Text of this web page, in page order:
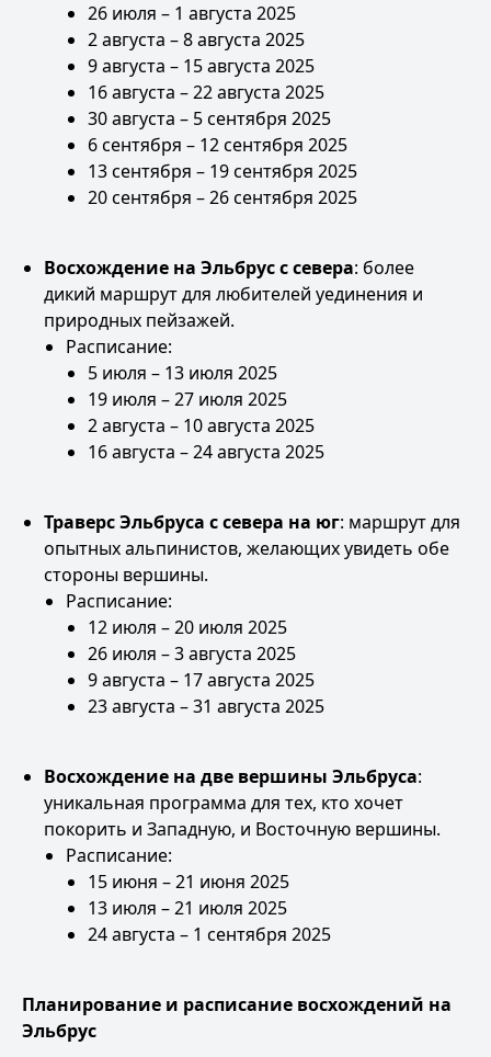
26 июля – 1 августа 2025
2 августа – 8 августа 2025
9 августа – 15 августа 2025
16 августа – 22 августа 2025
30 августа – 5 сентября 2025
6 сентября – 12 сентября 2025
13 сентября – 19 сентября 2025
20 сентября – 26 сентября 2025
Восхождение на Эльбрус с севера: более
дикий маршрут для любителей уединения и
природных пейзажей.
Расписание:
5 июля – 13 июля 2025
19 июля – 27 июля 2025
2 августа – 10 августа 2025
16 августа – 24 августа 2025
Траверс Эльбруса с севера на юг: маршрут для
опытных альпинистов, желающих увидеть обе
стороны вершины.
Расписание:
12 июля – 20 июля 2025
26 июля – 3 августа 2025
9 августа – 17 августа 2025
23 августа – 31 августа 2025
Восхождение на две вершины Эльбруса:
уникальная программа для тех, кто хочет
покорить и Западную, и Восточную вершины.
Расписание:
15 июня – 21 июня 2025
13 июля – 21 июля 2025
24 августа – 1 сентября 2025
Планирование и расписание восхождений на
Эльбрус